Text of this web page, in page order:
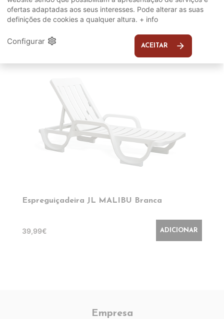
SUGERIDOS
EM DESTAQUE
Espreguiçadeira JL MALIBU Branca
39,99€ ADICIONAR
Empresa
ofertas adaptadas aos seus interesses. Pode alterar as suas
definições de cookies a qualquer altura. + info
Configurar settings ACEITAR arrow_forward